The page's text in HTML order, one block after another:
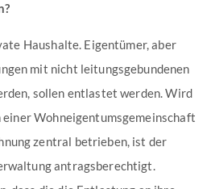
Haushalte. Eigentümer, aber
mit nicht leitungsgebundenen
sollen entlastet werden. Wird
einer Wohneigentumsgemeinschaft
zentral betrieben, ist der
antragsberechtigt.